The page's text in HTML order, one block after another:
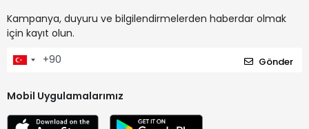
Kampanya, duyuru ve bilgilendirmelerden haberdar olmak
için kayıt olun.
Gönder
Mobil Uygulamalarımız